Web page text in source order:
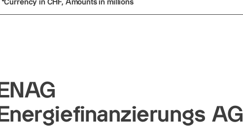
*Currency in CHF, Amounts in millions
ENAG
Energiefinanzierungs AG